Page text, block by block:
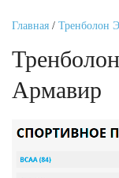
Главная / Тренболон
Армавир